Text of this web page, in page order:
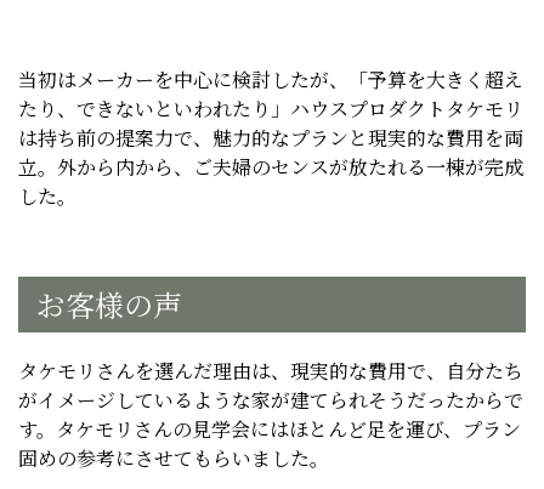
当初はメーカーを中心に検討したが、「予算を大きく超え
たり、できないといわれたり」ハウスプロダクトタケモリ
は持ち前の提案力で、魅力的なプランと現実的な費用を両
立。外から内から、ご夫婦のセンスが放たれる一棟が完成
した。
お客様の声
タケモリさんを選んだ理由は、現実的な費用で、自分たち
がイメージしているような家が建てられそうだったからで
す。タケモリさんの見学会にはほとんど足を運び、プラン
固めの参考にさせてもらいました。